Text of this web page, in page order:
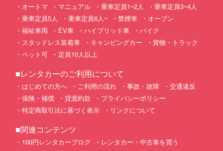
オートマ マニュアル 乗車定員1~2人
乗車定員3~4人
乗車定員5人
乗車定員6人~ 禁煙車
オープン
福祉車両
EV車 ハイブリッド車
バイク
スタッドレス装着車
キャンピングカー
貨物・トラック
ペット可
定員10人以上
■レンタカーのご利用について
はじめての方へ ご利用の流れ 事故・故障
交通違反
保険・補償
貸渡約款
プライバシーポリシー
特定商取引法に基づく表示
リンクについて
■関連コンテンツ
100円レンタカーブログ
レンタカー・中古車を買う